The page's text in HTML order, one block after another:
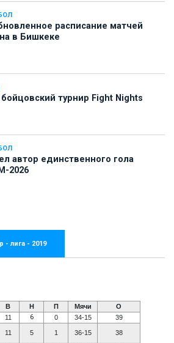
расписание матчей
в Бишкеке
турнир Fight Nights
автор единственного гола
2026
- лига - 2019
В Н П Мячи
О
11 6 0 34-15 39
11 5 1 36-15 38